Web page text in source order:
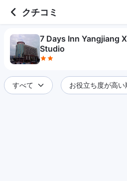
クチコミ
7 Days Inn Yangjiang
Studio
すべて お役立ち度が高い